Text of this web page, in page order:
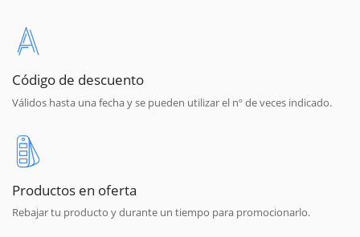
Código de descuento
Válidos hasta una fecha y se pueden utilizar el nº de veces indicado.
Productos en oferta
Rebajar tu producto y durante un tiempo para promocionarlo.